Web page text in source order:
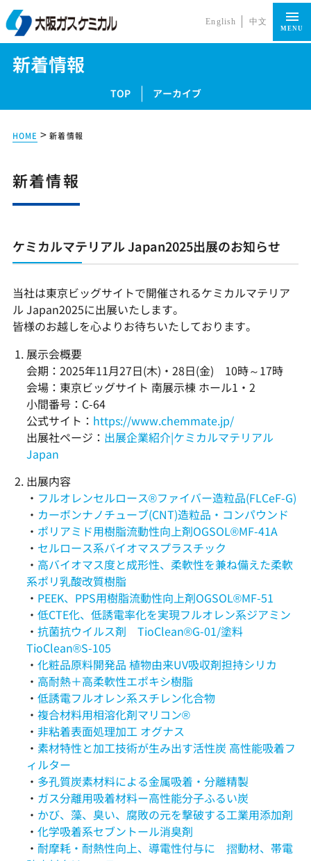
English 中文
MENU
新着情報
TOP アーカイブ
HOME > 新着情報
新着情報
ケミカルマテリアル Japan2025出展のお知らせ
当社は東京ビッグサイトで開催されるケミカルマテリア
ル Japan2025に出展いたします。
皆様のお越しを心よりお待ちいたしております。
展示会概要
会期：2025年11月27日(木)・28日(金) 10時～17時
会場：東京ビッグサイト 南展示棟 ホール1・2
小間番号：C-64
公式サイト： https://www.chemmate.jp/
出展社ページ： 出展企業紹介|ケミカルマテリアル
Japan
出展内容
・ フルオレンセルロース®ファイバー造粒品(FLCeF-G)
・ カーボンナノチューブ(CNT)造粒品・コンパウンド
・ ポリアミド用樹脂流動性向上剤OGSOL®MF-41A
・ セルロース系バイオマスプラスチック
・ 高バイオマス度と成形性、柔軟性を兼ね備えた柔軟
系ポリ乳酸改質樹脂
・ PEEK、PPS用樹脂流動性向上剤OGSOL®MF-51
・ 低CTE化、低誘電率化を実現フルオレン系ジアミン
・ 抗菌抗ウイルス剤 TioClean®G-01/塗料
TioClean®S-105
・ 化粧品原料開発品 植物由来UV吸収剤担持シリカ
・ 高耐熱＋高柔軟性エポキシ樹脂
・ 低誘電フルオレン系スチレン化合物
・ 複合材料用相溶化剤マリコン®
・ 非粘着表面処理加工 オグナス
・ 素材特性と加工技術が生み出す活性炭 高性能吸着フ
ィルター
・ 多孔質炭素材料による金属吸着・分離精製
・ ガス分離用吸着材料ー高性能分子ふるい炭
・ かび、藻、臭い、腐敗の元を撃破する工業用添加剤
・ 化学吸着系セブントール消臭剤
・ 耐摩耗・耐熱性向上、導電性付与に 摺動材、帯電